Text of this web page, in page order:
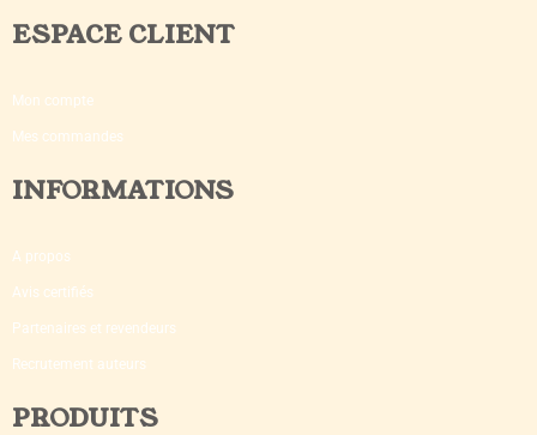
ESPACE CLIENT
Mon compte
Mes commandes
INFORMATIONS
A propos
Avis certifiés
Partenaires et revendeurs
Recrutement auteurs
PRODUITS